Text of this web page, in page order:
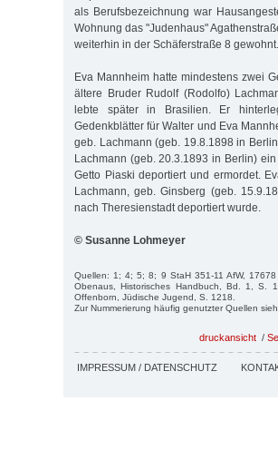
als Berufsbezeichnung war
Wohnung das "Judenhaus"
weiterhin in der Schäferstraße 8 gewohnt.
Eva Mannheim hatte mindestens zwei
ältere Bruder Rudolf (Rodolfo)
lebte später in Brasilien. Er
Gedenkblätter für Walter und Eva
geb. Lachmann (geb. 19.8.1898 in
Lachmann (geb. 20.3.1893 in Berlin)
Getto Piaski deportiert und ermordet.
Lachmann, geb. Ginsberg (geb.
nach Theresienstadt deportiert wurde.
© Susanne Lohmeyer
Quellen: 1; 4; 5; 8; 9 StaH 351-11 AfW,
Obenaus, Historisches Handbuch, Bd. 1, S.
Offen­­born, Jüdische Jugend, S. 1218.
Zur Nummerierung häufig genutzter Quellen
druckansicht /
IMPRESSUM / DATENSCHUTZ